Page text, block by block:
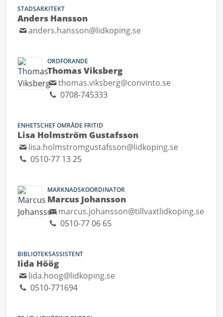
STADSARKITEKT
Anders Hansson
anders.hansson@lidkoping.se
ORDFÖRANDE
Thomas Viksberg
thomas.viksberg@convinto.se
0708-745333
ENHETSCHEF OMRÅDE FRITID
Lisa Holmström Gustafsson
lisa.holmstromgustafsson@lidkoping.se
0510-77 13 25
MARKNADSKOORDINATOR
Marcus Johansson
marcus.johansson@tillvaxtlidkoping.se
0510-77 06 65
BIBLIOTEKSASSISTENT
Iida Höög
lida.hoog@lidkoping.se
0510-771694